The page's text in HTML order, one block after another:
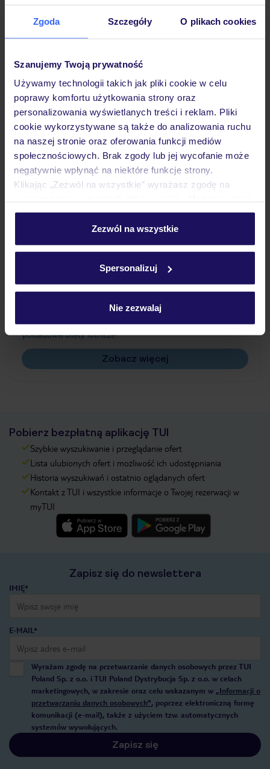
Zgoda Szczegóły O plikach cookies
Szanujemy Twoją prywatność
Używamy technologii takich jak pliki cookie w celu
poprawy komfortu użytkowania strony oraz
personalizowania wyświetlanych treści i reklam. Pliki
cookie wykorzystywane są także do analizowania ruchu
na naszej stronie oraz oferowania funkcji mediów
społecznościowych. Brak zgody lub jej wycofanie może
negatywnie wpłynąć na niektóre funkcje strony.
Klikając „Zezwól na wszystkie” wyrażasz zgodę na
personalizować swój wybór wchodząc w zakładkę
Szczegółowe informacje o plikach cookie znajdziesz
Zezwól na wszystkie
Spersonalizuj
Nie zezwalaj
Hotel
Pokoje
Wyżywienie
Atrakcje
Ważne informacje
Często zadawane pytania
Jak zmienić uczestników/osobę zgłaszającą?
Czy w Hotelu będzie przedstawiciel TUI?
Na jakiej podstawie i gdzie otrzymam karty
pokładowe/bilety lotnicze?
Zobacz więcej
Pobierz bezpłatną aplikację TUI
Szybkie wyszukiwanie i przeglądanie ofert
Lista ulubionych ofert i możliwość ich udostępniania
Historia wyszukiwań i ostatnio oglądanych ofert
Kontakt z TUI i wszystkie informacje o Twojej rezerwacji w
myTUI
Zapisz się do newslettera
IMIĘ*
E-MAIL*
Wyrażam zgodę na przetwarzanie danych osobowych przez TUI
Poland Sp. z o.o. i TUI Poland Dystrybucja Sp. z o.o. w celach
marketingowych, w zakresie oraz celu wskazanym w „Informacji o
przetwarzaniu danych osobowych”, poprzez elektroniczną formę
komunikacji (e-mail), także z użyciem tzw. automatycznych
systemów wywołujących.
Zapisz się